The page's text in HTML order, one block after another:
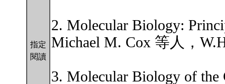
指定
閱讀
2. Molecular Biology:
Michael M. Cox 等人，
3. Molecular Biology of